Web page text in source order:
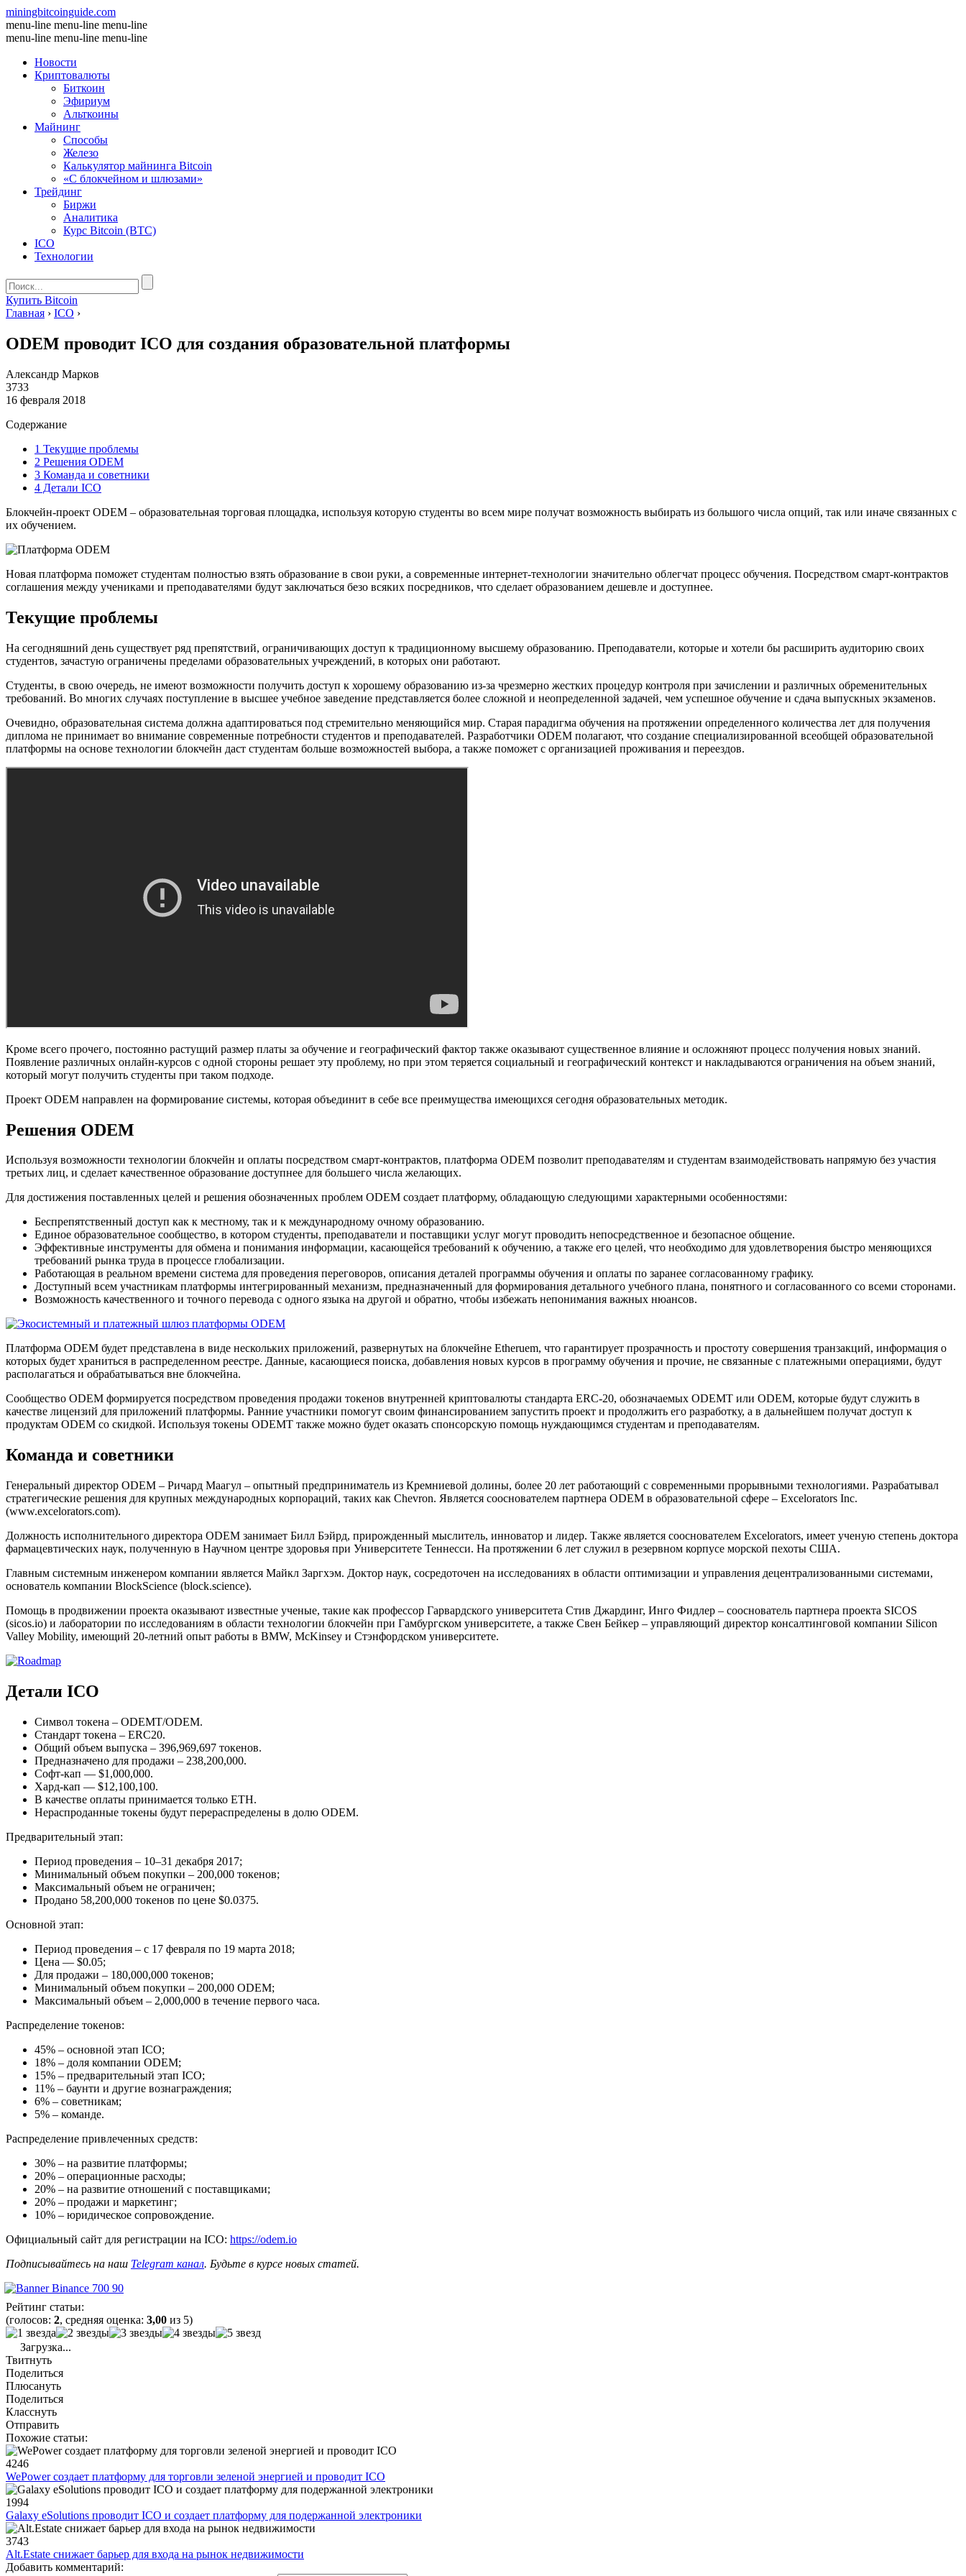
miningbitcoinguide.com
menu-line menu-line menu-line
menu-line menu-line menu-line
Новости
Криптовалюты
Биткоин
Эфириум
Альткоины
Майнинг
Способы
Железо
Калькулятор майнинга Bitcoin
«С блокчейном и шлюзами»
Трейдинг
Биржи
Аналитика
Курс Bitcoin (BTC)
ICO
Технологии
Купить Bitcoin
Главная › ICO ›
ODEM проводит ICO для создания образовательной платформы
Александр Марков
3733
16 февраля 2018
Содержание
1 Текущие проблемы
2 Решения ODEM
3 Команда и советники
4 Детали ICO
Блокчейн-проект ODEM – образовательная торговая площадка, используя которую студенты во всем мире получат возможность выбирать из большого числа опций, так или иначе связанных с
их обучением.
Новая платформа поможет студентам полностью взять образование в свои руки, а современные интернет-технологии значительно облегчат процесс обучения. Посредством смарт-контрактов
соглашения между учениками и преподавателями будут заключаться безо всяких посредников, что сделает образованием дешевле и доступнее.
Текущие проблемы
На сегодняшний день существует ряд препятствий, ограничивающих доступ к традиционному высшему образованию. Преподаватели, которые и хотели бы расширить аудиторию своих
студентов, зачастую ограничены пределами образовательных учреждений, в которых они работают.
Студенты, в свою очередь, не имеют возможности получить доступ к хорошему образованию из-за чрезмерно жестких процедур контроля при зачислении и различных обременительных
требований. Во многих случаях поступление в высшее учебное заведение представляется более сложной и неопределенной задачей, чем успешное обучение и сдача выпускных экзаменов.
Очевидно, образовательная система должна адаптироваться под стремительно меняющийся мир. Старая парадигма обучения на протяжении определенного количества лет для получения
диплома не принимает во внимание современные потребности студентов и преподавателей. Разработчики ODEM полагают, что создание специализированной всеобщей образовательной
платформы на основе технологии блокчейн даст студентам больше возможностей выбора, а также поможет с организацией проживания и переездов.
Кроме всего прочего, постоянно растущий размер платы за обучение и географический фактор также оказывают существенное влияние и осложняют процесс получения новых знаний.
Появление различных онлайн-курсов с одной стороны решает эту проблему, но при этом теряется социальный и географический контекст и накладываются ограничения на объем знаний,
который могут получить студенты при таком подходе.
Проект ODEM направлен на формирование системы, которая объединит в себе все преимущества имеющихся сегодня образовательных методик.
Решения ODEM
Используя возможности технологии блокчейн и оплаты посредством смарт-контрактов, платформа ODEM позволит преподавателям и студентам взаимодействовать напрямую без участия
третьих лиц, и сделает качественное образование доступнее для большего числа желающих.
Для достижения поставленных целей и решения обозначенных проблем ODEM создает платформу, обладающую следующими характерными особенностями:
Беспрепятственный доступ как к местному, так и к международному очному образованию.
Единое образовательное сообщество, в котором студенты, преподаватели и поставщики услуг могут проводить непосредственное и безопасное общение.
Эффективные инструменты для обмена и понимания информации, касающейся требований к обучению, а также его целей, что необходимо для удовлетворения быстро меняющихся
требований рынка труда в процессе глобализации.
Работающая в реальном времени система для проведения переговоров, описания деталей программы обучения и оплаты по заранее согласованному графику.
Доступный всем участникам платформы интегрированный механизм, предназначенный для формирования детального учебного плана, понятного и согласованного со всеми сторонами.
Возможность качественного и точного перевода с одного языка на другой и обратно, чтобы избежать непонимания важных нюансов.
Платформа ODEM будет представлена в виде нескольких приложений, развернутых на блокчейне Etheruem, что гарантирует прозрачность и простоту совершения транзакций, информация о
которых будет храниться в распределенном реестре. Данные, касающиеся поиска, добавления новых курсов в программу обучения и прочие, не связанные с платежными операциями, будут
располагаться и обрабатываться вне блокчейна.
Сообщество ODEM формируется посредством проведения продажи токенов внутренней криптовалюты стандарта ERC-20, обозначаемых ODEMT или ODEM, которые будут служить в
качестве лицензий для приложений платформы. Ранние участники помогут своим финансированием запустить проект и продолжить его разработку, а в дальнейшем получат доступ к
продуктам ODEM со скидкой. Используя токены ODEMT также можно будет оказать спонсорскую помощь нуждающимся студентам и преподавателям.
Команда и советники
Генеральный директор ODEM – Ричард Маагул – опытный предприниматель из Кремниевой долины, более 20 лет работающий с современными прорывными технологиями. Разрабатывал
стратегические решения для крупных международных корпораций, таких как Chevron. Является сооснователем партнера ODEM в образовательной сфере – Excelorators Inc.
(www.excelorators.com).
Должность исполнительного директора ODEM занимает Билл Бэйрд, прирожденный мыслитель, инноватор и лидер. Также является сооснователем Excelorators, имеет ученую степень доктора
фармацевтических наук, полученную в Научном центре здоровья при Университете Теннесси. На протяжении 6 лет служил в резервном корпусе морской пехоты США.
Главным системным инженером компании является Майкл Заргхэм. Доктор наук, сосредоточен на исследованиях в области оптимизации и управления децентрализованными системами,
основатель компании BlockScience (block.science).
Помощь в продвижении проекта оказывают известные ученые, такие как профессор Гарвардского университета Стив Джардинг, Инго Фидлер – сооснователь партнера проекта SICOS
(sicos.io) и лаборатории по исследованиям в области технологии блокчейн при Гамбургском университете, а также Свен Бейкер – управляющий директор консалтинговой компании Silicon
Valley Mobility, имеющий 20-летний опыт работы в BMW, McKinsey и Стэнфордском университете.
Детали ICO
Символ токена – ODEMT/ODEM.
Стандарт токена – ERC20.
Общий объем выпуска – 396,969,697 токенов.
Предназначено для продажи – 238,200,000.
Софт-кап — $1,000,000.
Хард-кап — $12,100,100.
В качестве оплаты принимается только ETH.
Нераспроданные токены будут перераспределены в долю ODEM.
Предварительный этап:
Период проведения – 10–31 декабря 2017;
Минимальный объем покупки – 200,000 токенов;
Максимальный объем не ограничен;
Продано 58,200,000 токенов по цене $0.0375.
Основной этап:
Период проведения – с 17 февраля по 19 марта 2018;
Цена — $0.05;
Для продажи – 180,000,000 токенов;
Минимальный объем покупки – 200,000 ODEM;
Максимальный объем – 2,000,000 в течение первого часа.
Распределение токенов:
45% – основной этап ICO;
18% – доля компании ODEM;
15% – предварительный этап ICO;
11% – баунти и другие вознаграждения;
6% – советникам;
5% – команде.
Распределение привлеченных средств:
30% – на развитие платформы;
20% – операционные расходы;
20% – на развитие отношений с поставщиками;
20% – продажи и маркетинг;
10% – юридическое сопровождение.
Официальный сайт для регистрации на ICO: https://odem.io
Подписывайтесь на наш Telegram канал. Будьте в курсе новых статей.
Рейтинг статьи:
(голосов: 2, средняя оценка: 3,00 из 5)
Загрузка...
Твитнуть
Поделиться
Плюсануть
Поделиться
Класснуть
Отправить
Похожие статьи:
4246
WePower создает платформу для торговли зеленой энергией и проводит ICO
1994
Galaxy eSolutions проводит ICO и создает платформу для подержанной электроники
3743
Alt.Estate снижает барьер для входа на рынок недвижимости
Добавить комментарий: